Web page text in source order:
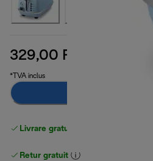
329,00 RON
*TVA inclus
Livrare gratuită standard
Retur gratuit